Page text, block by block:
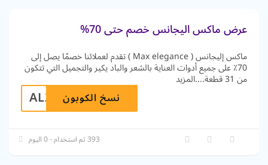
عرض ماكس اليجانس خصم حتى 70%
ماكس إليجانس ( Max elegance ) تقدم لعملائنا خصمًا يصل إلى
70٪ على جميع أدوات العناية بالشعر والباد يكير والتجميل التي تتكون
من 31 قطعة. ...المزيد
AL298نسخ الكوبون
393 تم استخدام - 0 اليوم